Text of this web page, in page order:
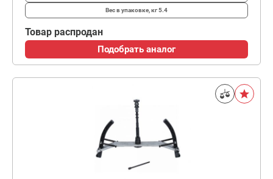
Вес в упаковке, кг5.4
Товар распродан
Подобрать аналог